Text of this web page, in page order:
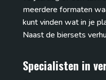
meerdere formaten
kunt vinden wat in je
Naast de biersets
Specialisten in